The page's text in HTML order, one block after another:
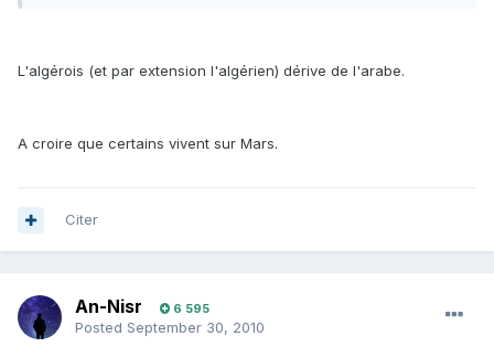
L'algérois (et par extension l'algérien) dérive de l'arabe.
A croire que certains vivent sur Mars.
Citer
An-Nisr 6 595
Posted September 30, 2010